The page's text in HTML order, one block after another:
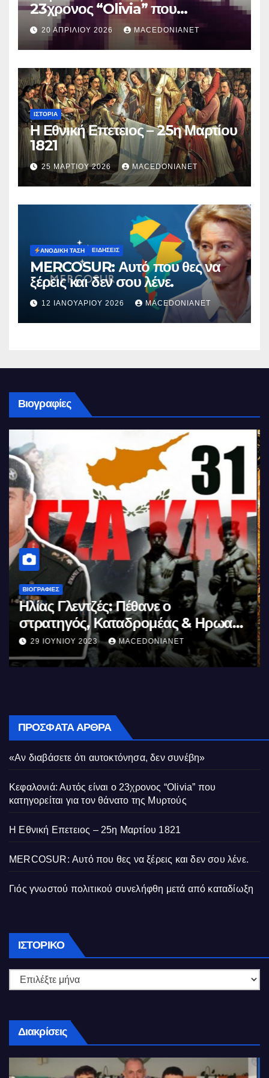
23χρονος “Olivia” που
κατηγορείται για τον θάνατο της
Μυρτούς
20 ΑΠΡΙΛΊΟΥ 2026 MACEDONIANET
ΙΣΤΟΡΊΑ
Η Εθνική Επετειος – 25η Μαρτίου
1821
25 ΜΑΡΤΊΟΥ 2026 MACEDONIANET
ΑΝΟΔΙΚΉ ΤΆΣΗ ΕΙΔΉΣΕΙΣ
MERCOSUR: Αυτό που θες να
ξέρεις και δεν σου λένε.
12 ΙΑΝΟΥΑΡΊΟΥ 2026 MACEDONIANET
Βιογραφίες
ΒΙΟΓΡΑΦΊΕΣ
Μέγας Αλέξανδρος: Ο μέγιστος των
Ελλήνων
11 ΙΟΥΝΊΟΥ 2023 MACEDONIANET
ΠΡΌΣΦΑΤΑ ΆΡΘΡΑ
«Αν διαβάσετε ότι αυτοκτόνησα, δεν συνέβη»
Κεφαλονιά: Αυτός είναι ο 23χρονος “Olivia” που
κατηγορείται για τον θάνατο της Μυρτούς
Η Εθνική Επετειος – 25η Μαρτίου 1821
MERCOSUR: Αυτό που θες να ξέρεις και δεν σου λένε.
Γιός γνωστού πολιτικού συνελήφθη μετά από καταδίωξη
ΙΣΤΟΡΙΚΌ Ιστορικό
Διακρίσεις